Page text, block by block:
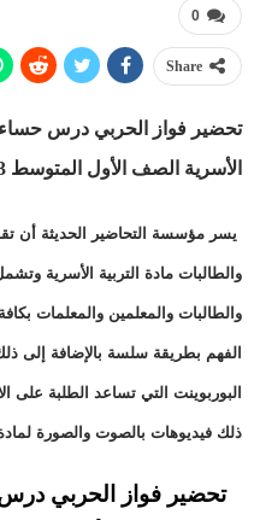
0
Share
تحضير فواز الحربي درس
الأسرية الصف الأول المتوسط 1443 هـ
يسر مؤسسة التحاضير الحديثة أن
والطالبات مادة التربية الأسرية
والطالبات والمعلمين والمعلمات
الفهم بطريقة سلسة بالإضافة إلى
البوربوينت التي تساعد الطلبة على
ذلك فيديوهات بالصوت والصورة لمادة
تحضير فواز الحربي